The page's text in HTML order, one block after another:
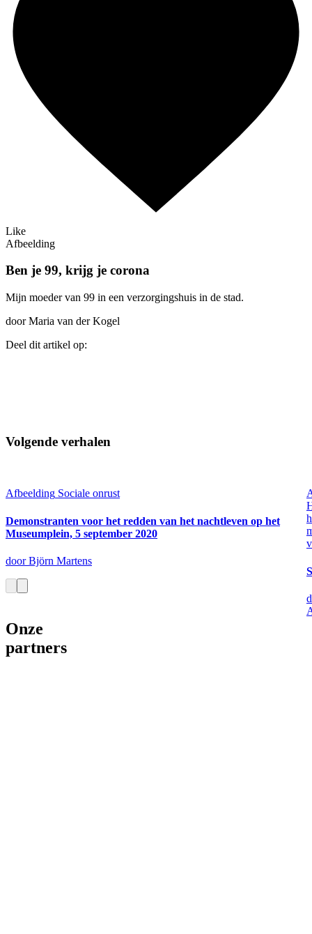
Like
Afbeelding
Ben je 99, krijg je corona
Mijn moeder van 99 in een verzorgingshuis in de stad.
door Maria van der Kogel
Deel dit artikel op:
Volgende verhalen
Afbeelding Sociale onrust
Demonstranten voor het redden van het nachtleven op het
Museumplein, 5 september 2020
door Björn Martens
Onze
partners